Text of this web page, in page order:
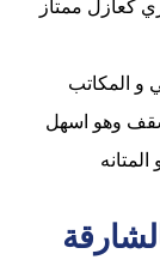
كعازل ممتاز
و المكاتب
وهو اسهل